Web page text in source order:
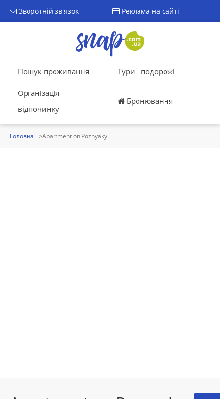
Зворотній зв'язок Реклама на сайті
Пошук проживання Тури і подорожі
Організація
відпочинку
Бронювання
Головна Apartment on Poznyaky